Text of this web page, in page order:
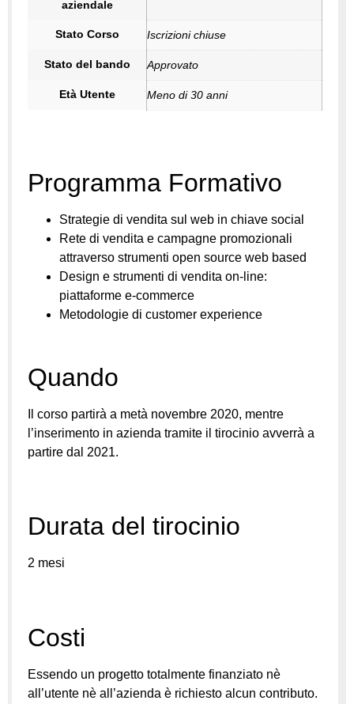
aziendale
Stato Corso Iscrizioni chiuse
Stato del bando Approvato
Età Utente Meno di 30 anni
Programma Formativo
Strategie di vendita sul web in chiave social
Rete di vendita e campagne promozionali
attraverso strumenti open source web based
Design e strumenti di vendita on-line:
piattaforme e-commerce
Metodologie di customer experience
Quando
Il corso partirà a metà novembre 2020, mentre
l’inserimento in azienda tramite il tirocinio avverrà a
partire dal 2021.
Durata del tirocinio
2 mesi
Costi
Essendo un progetto totalmente finanziato nè
all’utente nè all’azienda è richiesto alcun contributo.